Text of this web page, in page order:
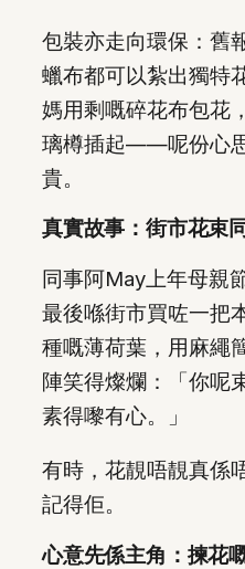
包裝亦走向環保：舊
蠟布都可以紮出獨特
媽用剩嘅碎花布包花
璃樽插起——呢份心
貴。
真實故事：街市花束
同事阿May上年母親
最後喺街市買咗一把
種嘅薄荷葉，用麻繩
陣笑得燦爛：「你呢
素得嚟有心。」
有時，花靚唔靚真係
記得佢。
心意先係主角：揀花